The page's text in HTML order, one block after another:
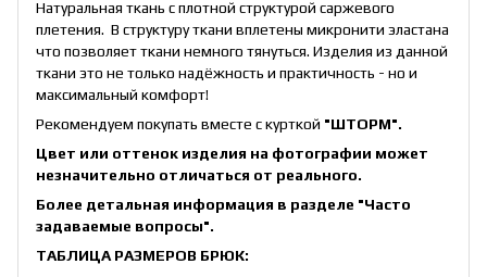
Натуральная ткань с плотной структурой саржевого
плетения. В структуру ткани вплетены микронити эластана
что позволяет ткани немного тянуться. Изделия из данной
ткани это не только надёжность и практичность - но и
максимальный комфорт!
Рекомендуем покупать вместе с курткой "ШТОРМ".
Цвет или оттенок изделия на фотографии может
незначительно отличаться от реального.
Более детальная информация в разделе "Часто
задаваемые вопросы".
ТАБЛИЦА РАЗМЕРОВ БРЮК: